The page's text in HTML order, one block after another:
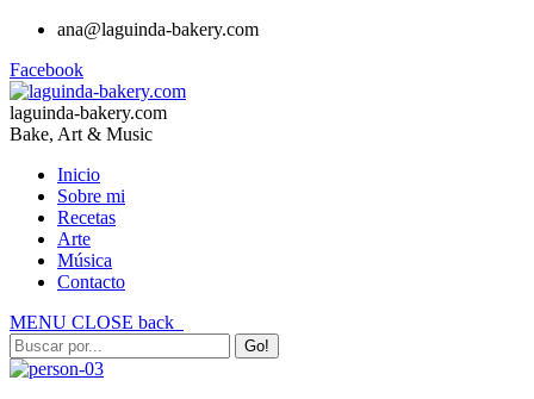
ana@laguinda-bakery.com
Facebook
laguinda-bakery.com
Bake, Art & Music
Inicio
Sobre mi
Recetas
Arte
Música
Contacto
MENU CLOSE back